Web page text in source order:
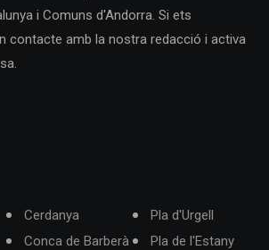
i Comuns d'Andorra. Si ets
contacte amb la nostra redacció i activa
Cerdanya
Conca de Barberà
Pla d'Urgell
Pla de l'Estany